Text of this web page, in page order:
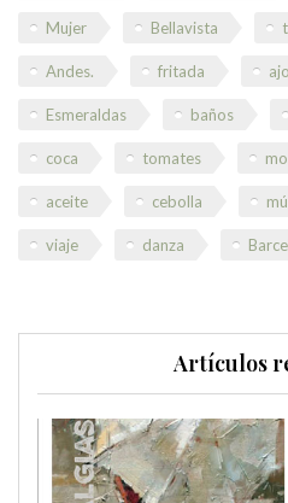
Mujer Bellavista
Andes. fritada ajo
Esmeraldas baños
coca tomates
aceite cebolla
viaje danza
Artículos